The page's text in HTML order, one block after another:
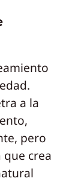
a la
pero
que crea